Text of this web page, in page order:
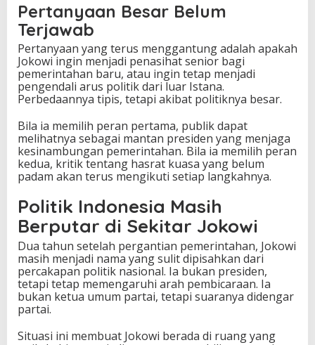
Pertanyaan Besar Belum
Terjawab
Pertanyaan yang terus menggantung adalah apakah
Jokowi ingin menjadi penasihat senior bagi
pemerintahan baru, atau ingin tetap menjadi
pengendali arus politik dari luar Istana.
Perbedaannya tipis, tetapi akibat politiknya besar.
Bila ia memilih peran pertama, publik dapat
melihatnya sebagai mantan presiden yang menjaga
kesinambungan pemerintahan. Bila ia memilih peran
kedua, kritik tentang hasrat kuasa yang belum
padam akan terus mengikuti setiap langkahnya.
Politik Indonesia Masih
Berputar di Sekitar Jokowi
Dua tahun setelah pergantian pemerintahan, Jokowi
masih menjadi nama yang sulit dipisahkan dari
percakapan politik nasional. Ia bukan presiden,
tetapi tetap memengaruhi arah pembicaraan. Ia
bukan ketua umum partai, tetapi suaranya didengar
partai.
Situasi ini membuat Jokowi berada di ruang yang